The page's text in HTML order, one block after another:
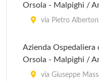
Orsola - Malpighi /
via Pietro
Azienda Ospedaliera
Orsola - Malpighi /
via Giuseppe